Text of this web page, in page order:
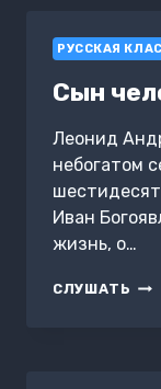
РУССКАЯ
Сын
Леонид
небогатом
Иван
жизнь, о…
СЛУШАТЬ СЫН